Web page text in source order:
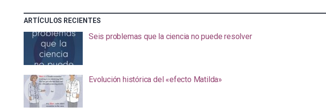
ARTÍCULOS RECIENTES
Seis problemas que la ciencia no puede resolver
Evolución histórica del «efecto Matilda»